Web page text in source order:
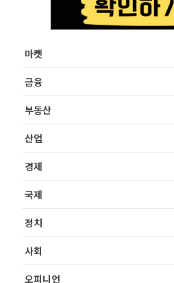
마켓
금융
부동산
산업
경제
국제
정치
사회
오피니언